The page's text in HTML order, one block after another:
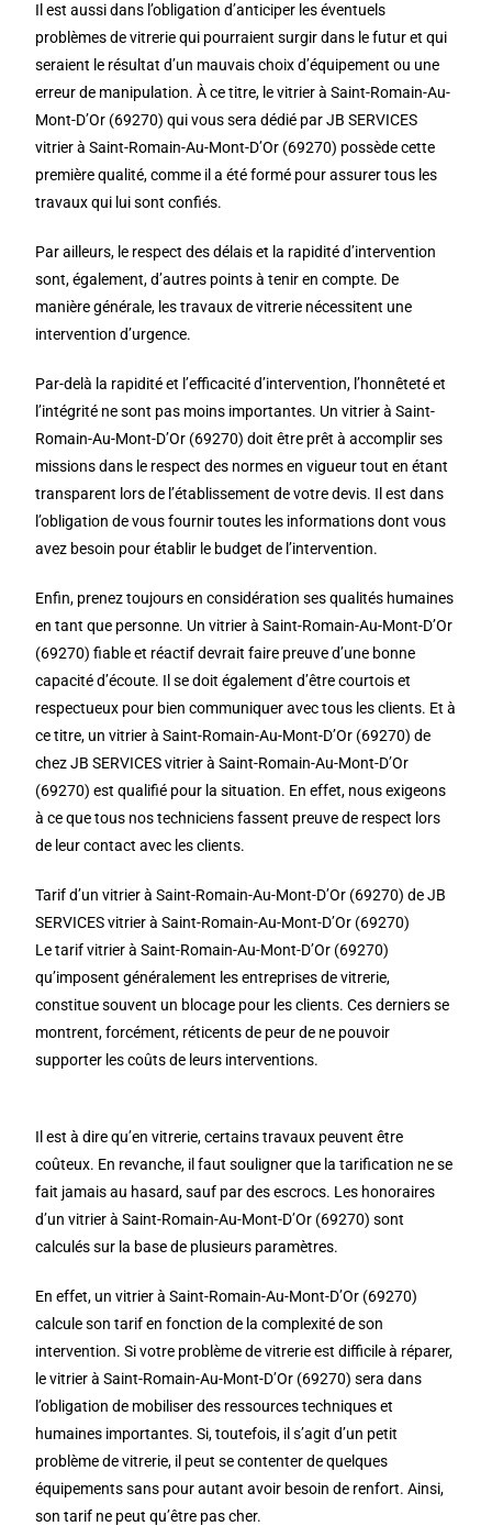
Il est aussi dans l’obligation d’anticiper les éventuels
problèmes de vitrerie qui pourraient surgir dans le futur et qui
seraient le résultat d’un mauvais choix d’équipement ou une
erreur de manipulation. À ce titre, le vitrier à Saint-Romain-Au-
Mont-D’Or (69270) qui vous sera dédié par JB SERVICES
vitrier à Saint-Romain-Au-Mont-D’Or (69270) possède cette
première qualité, comme il a été formé pour assurer tous les
travaux qui lui sont confiés.
Par ailleurs, le respect des délais et la rapidité d’intervention
sont, également, d’autres points à tenir en compte. De
manière générale, les travaux de vitrerie nécessitent une
intervention d’urgence.
Par-delà la rapidité et l’efficacité d’intervention, l’honnêteté et
l’intégrité ne sont pas moins importantes. Un vitrier à Saint-
Romain-Au-Mont-D’Or (69270) doit être prêt à accomplir ses
missions dans le respect des normes en vigueur tout en étant
transparent lors de l’établissement de votre devis. Il est dans
l’obligation de vous fournir toutes les informations dont vous
avez besoin pour établir le budget de l’intervention.
Enfin, prenez toujours en considération ses qualités humaines
en tant que personne. Un vitrier à Saint-Romain-Au-Mont-D’Or
(69270) fiable et réactif devrait faire preuve d’une bonne
capacité d’écoute. Il se doit également d’être courtois et
respectueux pour bien communiquer avec tous les clients. Et à
ce titre, un vitrier à Saint-Romain-Au-Mont-D’Or (69270) de
chez JB SERVICES vitrier à Saint-Romain-Au-Mont-D’Or
(69270) est qualifié pour la situation. En effet, nous exigeons
à ce que tous nos techniciens fassent preuve de respect lors
de leur contact avec les clients.
Tarif d’un vitrier à Saint-Romain-Au-Mont-D’Or (69270) de JB
SERVICES vitrier à Saint-Romain-Au-Mont-D’Or (69270)
Le tarif vitrier à Saint-Romain-Au-Mont-D’Or (69270)
qu’imposent généralement les entreprises de vitrerie,
constitue souvent un blocage pour les clients. Ces derniers se
montrent, forcément, réticents de peur de ne pouvoir
supporter les coûts de leurs interventions.
Il est à dire qu’en vitrerie, certains travaux peuvent être
coûteux. En revanche, il faut souligner que la tarification ne se
fait jamais au hasard, sauf par des escrocs. Les honoraires
d’un vitrier à Saint-Romain-Au-Mont-D’Or (69270) sont
calculés sur la base de plusieurs paramètres.
En effet, un vitrier à Saint-Romain-Au-Mont-D’Or (69270)
calcule son tarif en fonction de la complexité de son
intervention. Si votre problème de vitrerie est difficile à réparer,
le vitrier à Saint-Romain-Au-Mont-D’Or (69270) sera dans
l’obligation de mobiliser des ressources techniques et
humaines importantes. Si, toutefois, il s’agit d’un petit
problème de vitrerie, il peut se contenter de quelques
équipements sans pour autant avoir besoin de renfort. Ainsi,
son tarif ne peut qu’être pas cher.